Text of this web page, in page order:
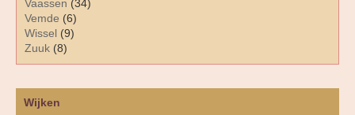
Vaassen (34)
Vemde (6)
Wissel (9)
Zuuk (8)
Wijken